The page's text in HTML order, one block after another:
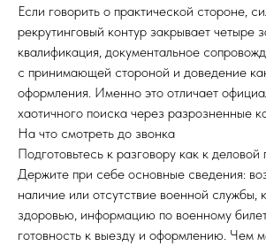
Если говорить о практической стороне,
рекрутинговый контур закрывает четыре
квалификация, документальное
с принимающей стороной и доведение
оформления. Именно это отличает
хаотичного поиска через разрозненные
На что смотреть до звонка
Подготовьтесь к разговору как к деловой
Держите при себе основные сведения:
наличие или отсутствие военной службы,
здоровью, информацию по военному
готовность к выезду и оформлению. Чем